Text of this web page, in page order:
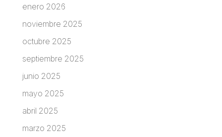
enero 2026
noviembre 2025
octubre 2025
septiembre 2025
junio 2025
mayo 2025
abril 2025
marzo 2025